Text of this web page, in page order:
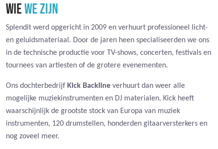
WIEWE ZIJN
Splendit werd opgericht in 2009 en verhuurt professioneel licht-
en geluidsmateriaal. Door de jaren heen specialiseerden we ons
in de technische productie voor TV-shows, concerten, festivals en
tournees van artiesten of de grotere evenementen.
Ons dochterbedrijf Kick Backline verhuurt dan weer alle
mogelijke muziekinstrumenten en DJ materialen. Kick heeft
waarschijnlijk de grootste stock van Europa van muziek
instrumenten, 120 drumstellen, honderden gitaarversterkers en
nog zoveel meer.